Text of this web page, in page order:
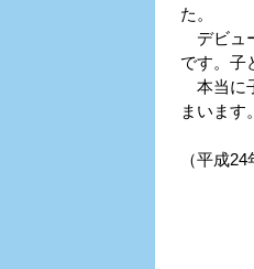
た。
デビュ
です。子
本当に
まいます
（平成